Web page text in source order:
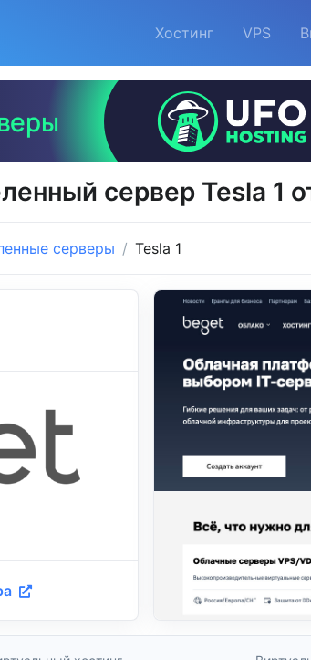
Хостинг VPS
сервер Tesla 1
серверы Tesla 1